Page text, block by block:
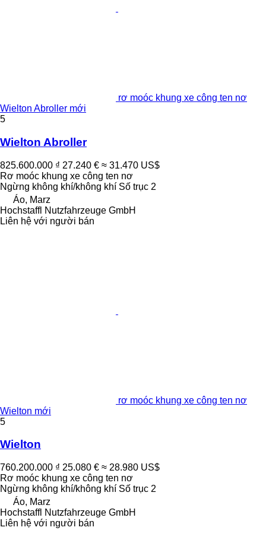
rơ moóc khung xe công ten nơ
Wielton Abroller mới
5
Wielton Abroller
825.600.000 ₫ 27.240 € ≈ 31.470 US$
Rơ moóc khung xe công ten nơ
Ngừng không khí/không khí Số trục 2
Áo, Marz
Hochstaffl Nutzfahrzeuge GmbH
Liên hệ với người bán
rơ moóc khung xe công ten nơ
Wielton mới
5
Wielton
760.200.000 ₫ 25.080 € ≈ 28.980 US$
Rơ moóc khung xe công ten nơ
Ngừng không khí/không khí Số trục 2
Áo, Marz
Hochstaffl Nutzfahrzeuge GmbH
Liên hệ với người bán